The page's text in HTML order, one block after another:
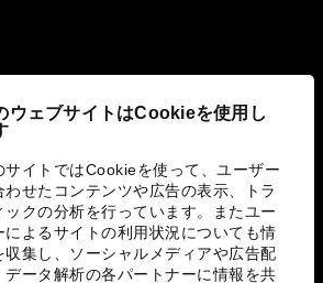
ウェブサイトはCookieを使用し
サイトではCookieを使って、ユーザー
わせたコンテンツや広告の表示、トラ
ックの分析を行っています。またユー
によるサイトの利用状況についても情
収集し、ソーシャルメディアや広告配
データ解析の各パートナーに情報を共
取り組み